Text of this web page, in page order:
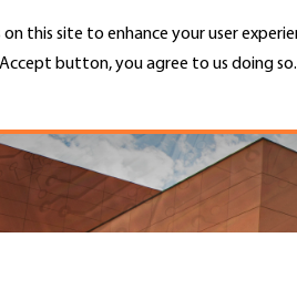
on this site to enhance your user
button, you agree to us doing so.